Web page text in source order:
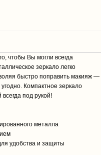
чтобы Вы могли всегда
зеркало легко
быстро поправить макияж —
угодно. Компактное зеркало
под рукой!
металла
удобства и защиты